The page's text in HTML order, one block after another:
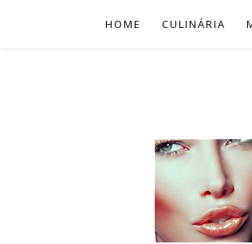
HOME CULINÁRIA